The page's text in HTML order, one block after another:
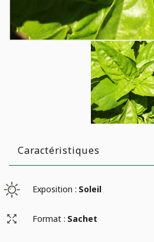
Caractéristiques
Exposition : Soleil
Format : Sachet